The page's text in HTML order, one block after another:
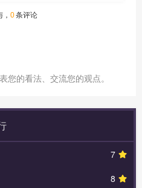
0条评论
的看法、交流您的观点。
7
8